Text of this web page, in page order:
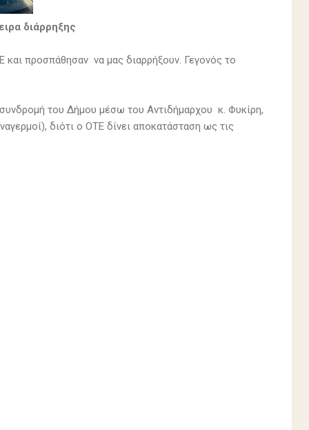
διάρρηξης
προσπάθησαν να μας διαρρήξουν. Γεγονός το
του Δήμου μέσω του Αντιδήμαρχου κ. Φυκίρη,
διότι ο ΟΤΕ δίνει αποκατάσταση ως τις